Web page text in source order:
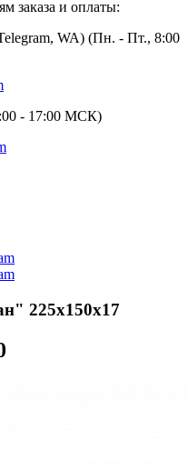
заказа и оплаты:
WA) (Пн. - Пт., 8:00
- 17:00 МСК)
225х150х17